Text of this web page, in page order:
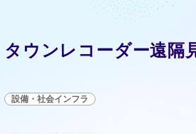
タウンレコーダー遠隔
設備・社会インフラ